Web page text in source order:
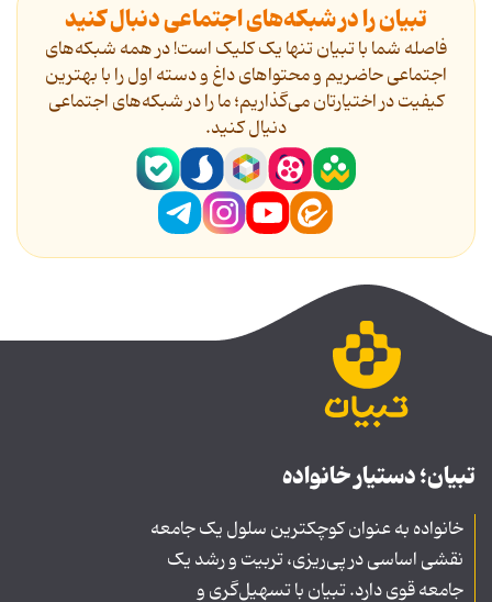
تبیان را در شبکه‌های اجتماعی دنبال کنید
فاصله شما با تبیان تنها یک کلیک است! در همه شبکه‌های
اجتماعی حاضریم و محتواهای داغ و دسته اول را با بهترین
کیفیت در اختیارتان می‌گذاریم؛ ما را در شبکه‌های اجتماعی
دنیال کنید.
تبیان؛ دستیار خانواده
خانواده به عنوان کوچکترین سلول یک جامعه
نقشی اساسی در پی‌ریزی، تربیت و رشد یک
جامعه قوی دارد. تبیان با تسهیل‌گری و